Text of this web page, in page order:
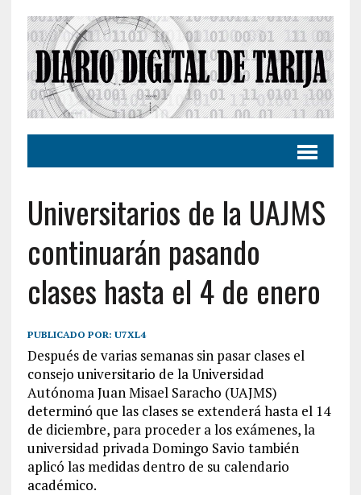
Universitarios de la UAJMS
continuarán pasando
clases hasta el 4 de enero
PUBLICADO POR: U7XL4
Después de varias semanas sin pasar clases el
consejo universitario de la Universidad
Autónoma Juan Misael Saracho (UAJMS)
determinó que las clases se extenderá hasta el 14
de diciembre, para proceder a los exámenes, la
universidad privada Domingo Savio también
aplicó las medidas dentro de su calendario
académico.